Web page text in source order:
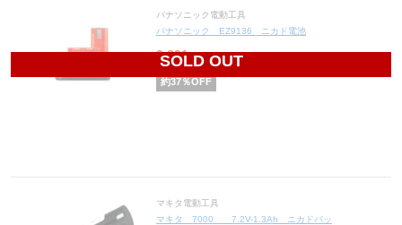
SOLD OUT
パナソニック電動工具
パナソニック EZ9136 ニカド電池
9,891 円(税込10,880円)
約37％OFF
マキタ電動工具
マキタ 7000 7.2V-1.3Ah ニカドバッ